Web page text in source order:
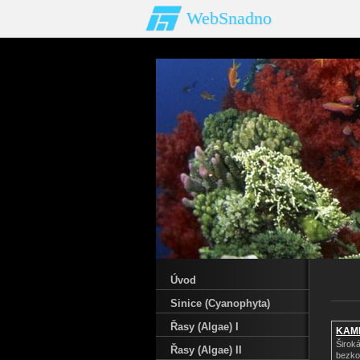
WebSnadno
Úvod
Sinice (Cyanophyta)
Řasy (Algae) I
Řasy (Algae) II